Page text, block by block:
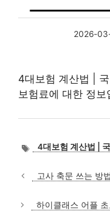
2026-
4대보험 계산법 |
보험료에 대한 정보
태4대보험 계산법 |
고사 축문 쓰는 방
하이클래스 어플